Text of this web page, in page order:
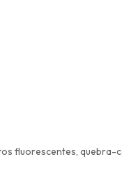
fluorescentes, quebra-